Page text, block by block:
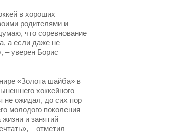
в хороших
родителями и
что соревнование
а если даже не
– уверен Борис
«Золота шайба» в
хоккейного
не ожидал, до сих пор
молодого поколения
и занятий
– отметил